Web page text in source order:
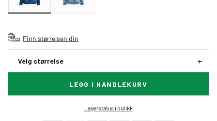
Finn størrelsen din
Velg størrelse
LEGG I HANDLEKURV
Lagerstatus i butikk